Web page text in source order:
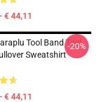
€ 44,11
Tool Band Tool
Sweatshirt
€ 44,11
-20%